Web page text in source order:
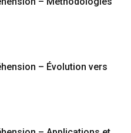
– Évolution vers